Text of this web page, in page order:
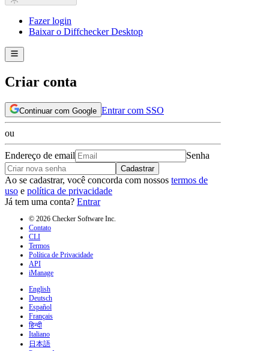
Fazer login
Baixar o Diffchecker Desktop
Criar conta
Continuar com Google Entrar com SSO
ou
Endereço de email Senha
Cadastrar
Ao se cadastrar, você concorda com nossos termos de
uso e política de privacidade
Já tem uma conta? Entrar
© 2026 Checker Software Inc.
Contato
CLI
Termos
Política de Privacidade
API
iManage
English
Deutsch
Español
Français
हिन्दी
Italiano
日本語